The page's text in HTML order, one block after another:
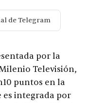
de Telegram
por la
Televisión,
puntos en la
es integrada por